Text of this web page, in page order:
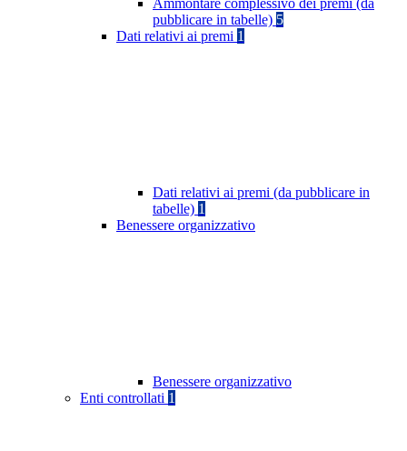
Ammontare complessivo dei premi (da
pubblicare in tabelle) 5
Dati relativi ai premi 1
Dati relativi ai premi (da pubblicare in
tabelle) 1
Benessere organizzativo
Benessere organizzativo
Enti controllati 1